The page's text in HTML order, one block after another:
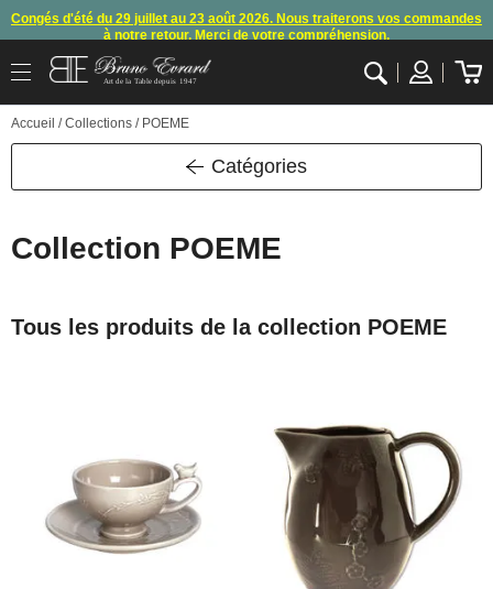
Congés d'été du 29 juillet au 23 août 2026. Nous traiterons vos commandes
à notre retour. Merci de votre compréhension.
Arret des commandes et expéditions. Nous vous donnons rendez-vous à
En raison d'un souci technique, le mode de règlement par carte bancaire et
paypal ne fonctionnent plus, merci de nous contacter ou attendre notre
appel pour les consignes.
Art de la Table depuis 1947
Accueil / Collections / POEME
Catégories
Collection POEME
Tous les produits de la collection POEME